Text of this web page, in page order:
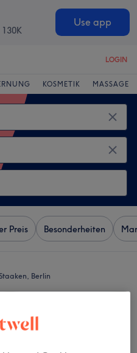
130K
Use app
LOGIN
KOSMETIK MASSAGE
Preis Besonderheiten
Berlin